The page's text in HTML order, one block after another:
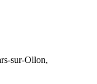
sur-Ollon,